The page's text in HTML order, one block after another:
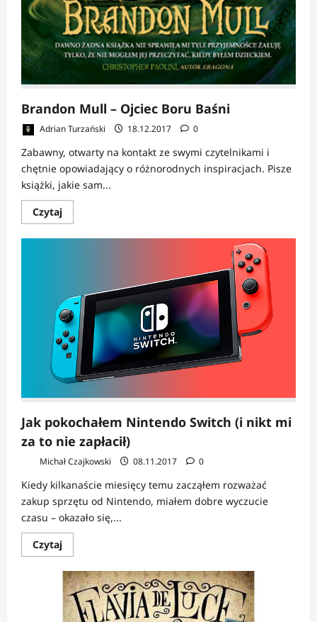
Brandon Mull – Ojciec Boru Baśni
Adrian Turzański 18.12.2017 0
Zabawny, otwarty na kontakt ze swymi czytelnikami i
chętnie opowiadający o różnorodnych inspiracjach. Pisze
książki, jakie sam...
CzytajDowiedz
się
o
Baśni
Jak pokochałem Nintendo Switch (i nikt mi
za to nie zapłacił)
Michał Czajkowski 08.11.2017 0
Kiedy kilkanaście miesięcy temu zacząłem rozważać
zakup sprzętu od Nintendo, miałem dobre wyczucie
czasu – okazało się,...
CzytajDowiedz
się
o
Jak
pokochałem
Nintendo
Switch